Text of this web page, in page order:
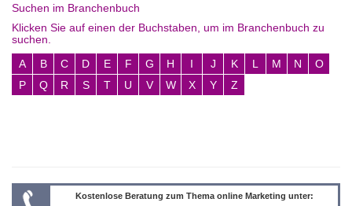
Suchen im Branchenbuch
Klicken Sie auf einen der Buchstaben, um im Branchenbuch zu
suchen.
A
B C D E F G H I J K L M N
O
P
Q R S T U V W X Y Z
Kostenlose Beratung zum Thema online Marketing unter: